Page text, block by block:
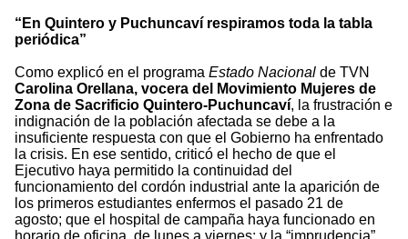
“En Quintero y Puchuncaví respiramos toda la tabla
periódica”
Como explicó en el programa Estado Nacional de TVN
Carolina Orellana, vocera del Movimiento Mujeres de
Zona de Sacrificio Quintero-Puchuncaví, la frustración e
indignación de la población afectada se debe a la
insuficiente respuesta con que el Gobierno ha enfrentado
la crisis. En ese sentido, criticó el hecho de que el
Ejecutivo haya permitido la continuidad del
funcionamiento del cordón industrial ante la aparición de
los primeros estudiantes enfermos el pasado 21 de
agosto; que el hospital de campaña haya funcionado en